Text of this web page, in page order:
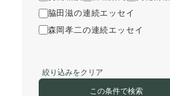
脇田滋の連続エッセイ
森岡孝二の連続エッセイ
絞り込みをクリア
この条件で検索